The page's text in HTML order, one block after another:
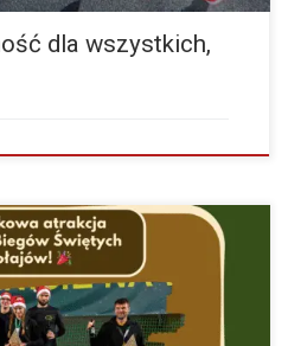
dla wszystkich,
Zapisz się Nasze Socialmedia